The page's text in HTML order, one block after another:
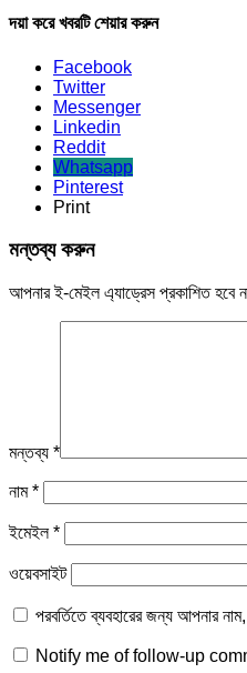
দয়া করে খবরটি শেয়ার করুন
Facebook
Twitter
Messenger
Linkedin
Reddit
Whatsapp
Pinterest
Print
মন্তব্য করুন
আপনার ই-মেইল এ্যাড্রেস প্রকাশিত হবে
মন্তব্য *
নাম*
ইমেইল*
ওয়েবসাইট
পরবর্তিতে ব্যবহারের জন্য আপনার
Notify me of follow-up